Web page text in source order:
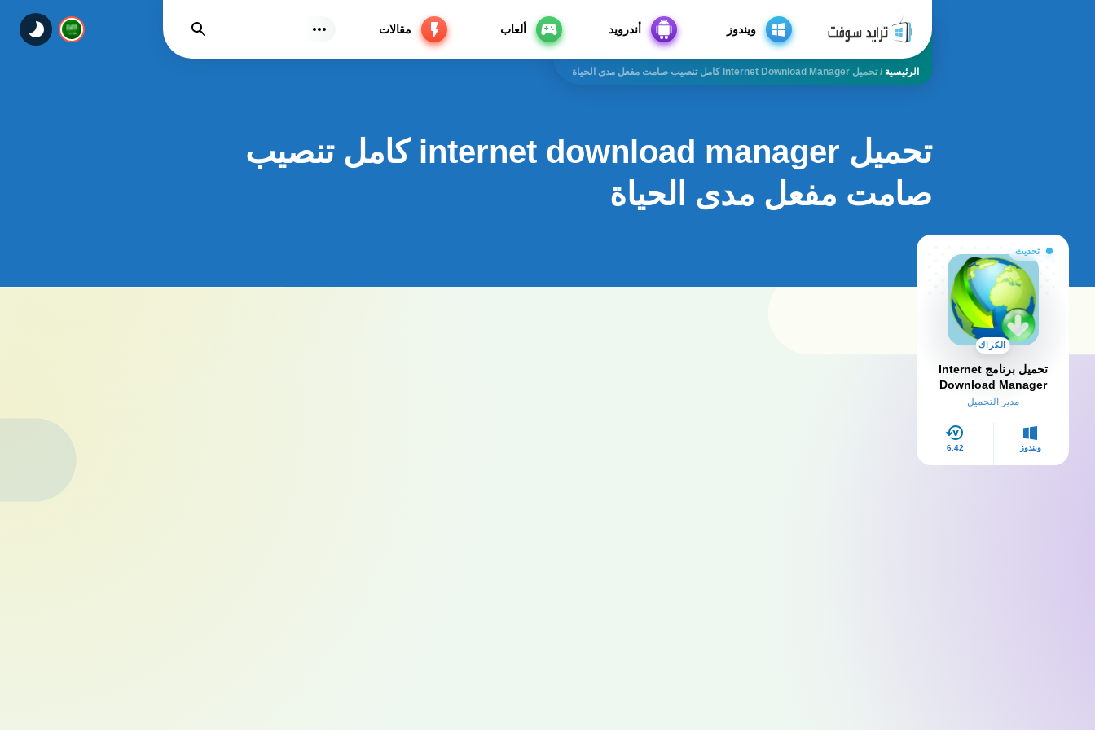
ويندوز أندرويد ألعاب مقالات يجد
الرئيسية /تحميل Internet Download Manager كامل تنصيب صامت مفعل مدى الحياة
تحميل internet download manager كامل تنصيب
صامت مفعل مدى الحياة
تحديث
الكراك
تحميل برنامج Internet
Download Manager
كامل بالكراك والسيريال
مدير التحميل
ويندوز 6.42